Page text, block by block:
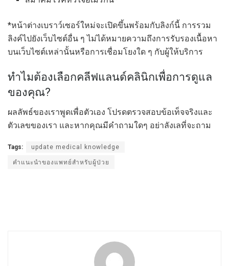
*หน้าต่างเบราว์เซอร์ใหม่จะเปิดขึ้นพร้อมกับลิงก์นี้ การรวม
ลิงค์ไปยังเว็บไซต์อื่น ๆ ไม่ได้หมายความถึงการรับรองเนื้อหา
บนเว็บไซต์เหล่านั้นหรือการเชื่อมโยงใด ๆ กับผู้ให้บริการ
ทำไมต้องเลือกคลีฟแลนด์คลินิกเพื่อการดูแล
ของคุณ?
ผลลัพธ์ของเราพูดเพื่อตัวเอง โปรดตรวจสอบข้อเท็จจริงและ
ตัวเลขของเรา และหากคุณมีคำถามใดๆ อย่าลังเลที่จะถาม
Tags: update medical knowledge
คำแนะนำของแพทย์สำหรับผู้ป่วย